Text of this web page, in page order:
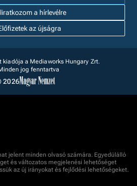
a hírlevélre
az újságra
kiadója a Mediaworks Hungary Zrt.
jog fenntartva
2026
jelent minden olvasó számára. Egyedülálló
és változatos megjelenési lehetőséget
az új irányokat és fejlődési lehetőségeket.